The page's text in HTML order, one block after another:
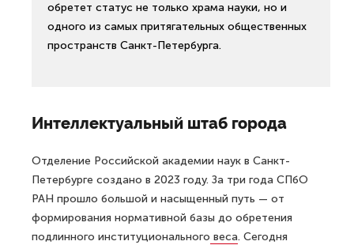
обретет статус не только храма науки, но и
одного из самых притягательных общественных
пространств Санкт-Петербурга.
Интеллектуальный штаб города
Отделение Российской академии наук в Санкт-
Петербурге создано в 2023 году. За три года СПбО
РАН прошло большой и насыщенный путь — от
формирования нормативной базы до обретения
подлинного институционального веса. Сегодня